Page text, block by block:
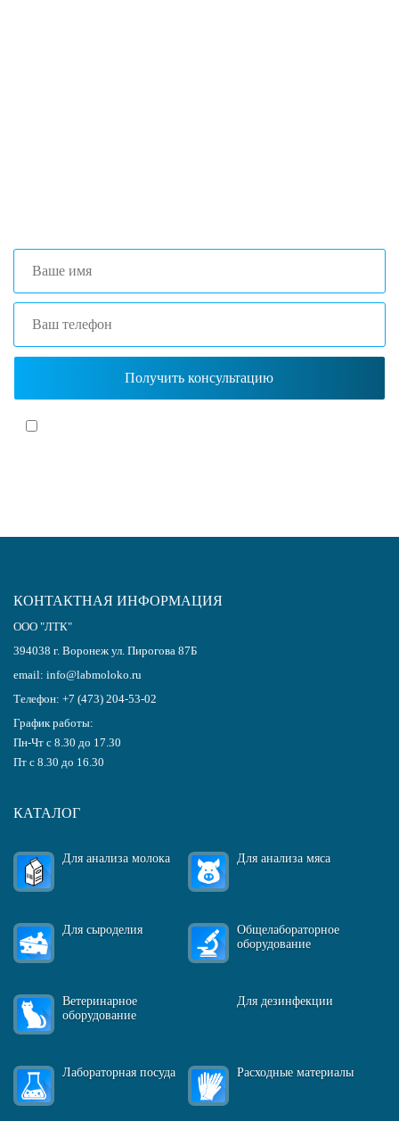
КОНТАКТНАЯ ИНФОРМАЦИЯ
ООО "ЛТК"
394038 г. Воронеж ул. Пирогова 87Б
email: info@labmoloko.ru
Телефон: +7 (473) 204-53-02
График работы:
Пн-Чт с 8.30 до 17.30
Пт с 8.30 до 16.30
КАТАЛОГ
Для анализа молока Для анализа мяса
Для сыроделия
Общелабораторное
оборудование
Ветеринарное
оборудование
Для дезинфекции
Лабораторная посуда Расходные материалы